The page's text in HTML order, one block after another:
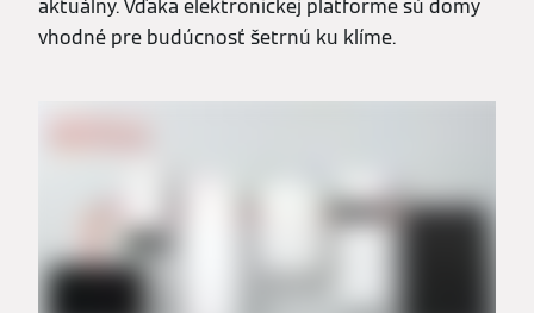
aktuálny. Vďaka elektronickej platforme sú domy
vhodné pre budúcnosť šetrnú ku klíme.